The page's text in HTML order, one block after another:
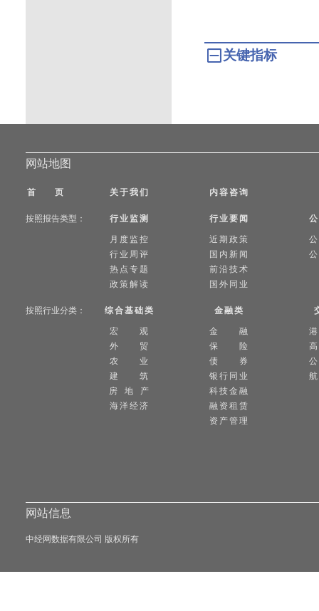
关键指标
网站地图
首 页 关于我们 内容咨询
按照报告类型： 行业监测
月度监控
行业周评
热点专题
政策解读
行业要闻
近期政策
国内新闻
前沿技术
国外同业
按照行业分类： 综合基础类
宏 观
外 贸
农 业
建 筑
房 地 产
海洋经济
金融类
金 融
保 险
债 券
银行同业
科技金融
融资租赁
资产管理
网站信息
中经网数据有限公司 版权所有